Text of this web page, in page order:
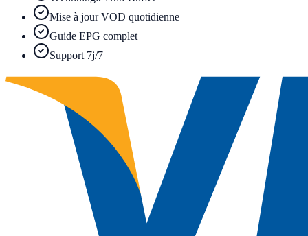
Mise à jour VOD quotidienne
Guide EPG complet
Support 7j/7